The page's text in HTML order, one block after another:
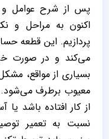
پس از شرح عوامل و
اکنون به مراحل و
‌پردازیم. این قطعه
می‌کند و در صورت
بسیاری از مواقع،
معیوب برطرف می‌شود.
از کار افتاده باشد
نسبت به تعمیر